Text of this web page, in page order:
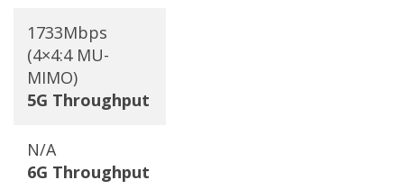
5G Throughput
1733Mbps
(4×4:4 MU-
MIMO)
6G Throughput
N/A